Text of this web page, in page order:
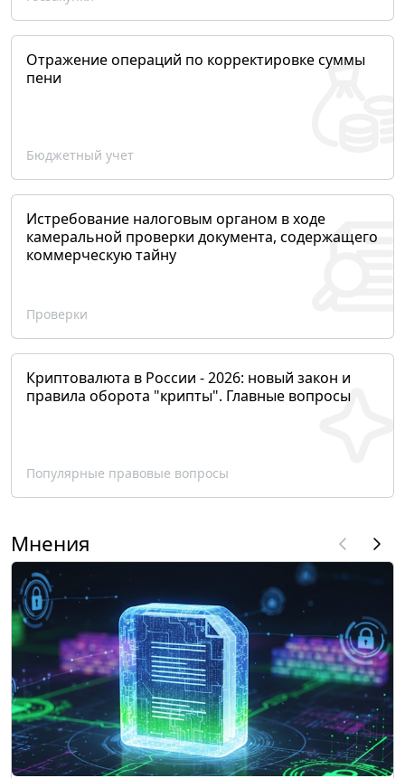
Отражение операций по корректировке суммы
пени
Бюджетный учет
Истребование налоговым органом в ходе
камеральной проверки документа, содержащего
коммерческую тайну
Проверки
Криптовалюта в России - 2026: новый закон и
правила оборота "крипты". Главные вопросы
Популярные правовые вопросы
Мнения